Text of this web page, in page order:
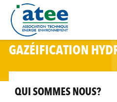
AllerGAZÉIFICATION
QUI SOMMES NOUS?
Panneau de gestion des cookies